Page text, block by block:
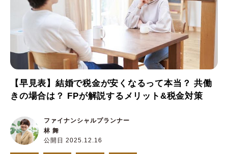
【早見表】結婚で税金が安くなるって本当？ 共働
きの場合は？ FPが解説するメリット&税金対策
公開日 2025.12.16
ファイナンシャルプランナー
林 舞